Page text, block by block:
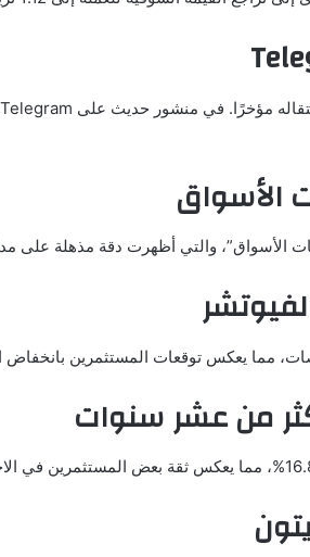
الأسواق
من عشر سنوات